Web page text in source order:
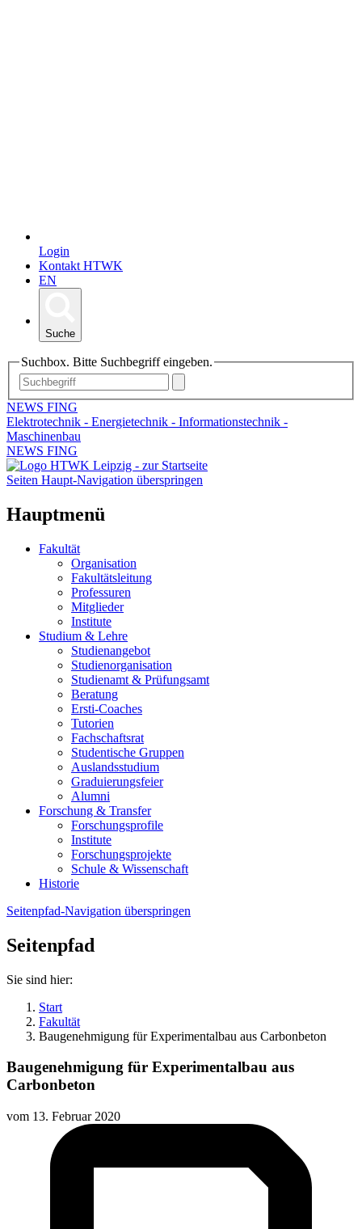
Login
Kontakt HTWK
EN
Suche
Suchbox. Bitte Suchbegriff eingeben.
NEWS FING
Elektrotechnik - Energietechnik - Informationstechnik -
Maschinenbau
NEWS FING
Seiten Haupt-Navigation überspringen
Hauptmenü
Fakultät
Organisation
Fakultätsleitung
Professuren
Mitglieder
Institute
Studium & Lehre
Studienangebot
Studienorganisation
Studienamt & Prüfungsamt
Beratung
Ersti-Coaches
Tutorien
Fachschaftsrat
Studentische Gruppen
Auslandsstudium
Graduierungsfeier
Alumni
Forschung & Transfer
Forschungsprofile
Institute
Forschungsprojekte
Schule & Wissenschaft
Historie
Seitenpfad-Navigation überspringen
Seitenpfad
Sie sind hier:
Start
Fakultät
Baugenehmigung für Experimentalbau aus Carbonbeton
Baugenehmigung für Experimentalbau aus
Carbonbeton
vom 13. Februar 2020